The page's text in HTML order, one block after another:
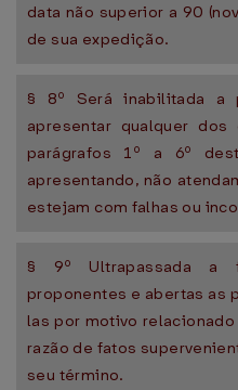
data não superior a 90
de sua expedição.
§ 8º Será inabilitada a
apresentar qualquer
parágrafos 1º a 6º
apresentando, não
estejam com falhas ou
§ 9º Ultrapassada a
proponentes e abertas as
las por motivo
razão de fatos
seu término.